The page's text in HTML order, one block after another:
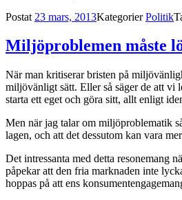
Postat 23 mars, 2013KategorierPolitik
Miljöproblemen måste
När man kritiserar bristen på
miljövänligt sätt. Eller så säger de att vi
starta ett eget och göra sitt, allt enligt
Men när jag talar om miljöproblematik
lagen, och att det dessutom kan vara
Det intressanta med detta resonemang
påpekar att den fria marknaden inte
hoppas på att ens